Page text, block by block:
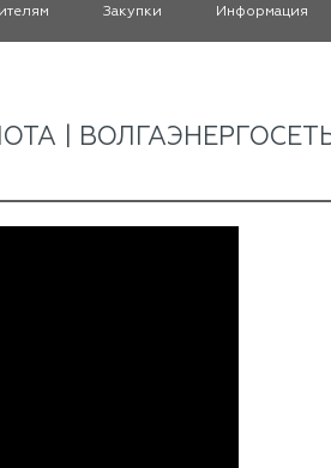
Закупки Информация
|